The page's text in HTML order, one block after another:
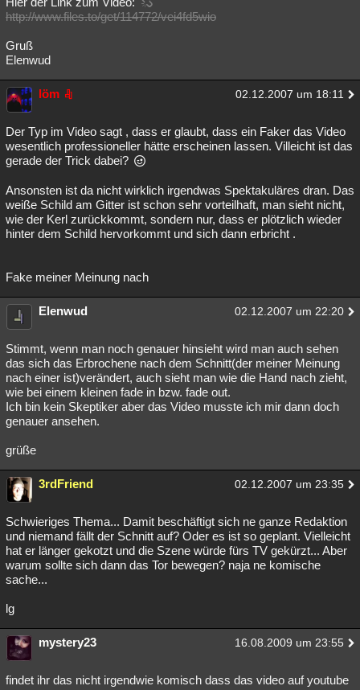
http://www.files.to/get/114772/vei4fd5wio
Gruß
Elenwud
löm 02.12.2007 um 18:11
Der Typ im Video sagt , dass er glaubt, dass ein Faker das Video
wesentlich professioneller hätte erscheinen lassen. Villeicht ist das
gerade der Trick dabei?
Ansonsten ist da nicht wirklich irgendwas Spektakuläres dran. Das
weiße Schild am Gitter ist schon sehr vorteilhaft, man sieht nicht,
wie der Kerl zurückkommt, sondern nur, dass er plötzlich wieder
hinter dem Schild hervorkommt und sich dann erbricht .
Fake meiner Meinung nach
Elenwud 02.12.2007 um 22:20
Stimmt, wenn man noch genauer hinsieht wird man auch sehen
das sich das Erbrochene nach dem Schnitt(der meiner Meinung
nach einer ist)verändert, auch sieht man wie die Hand nach zieht,
wie bei einem kleinen fade in bzw. fade out.
Ich bin kein Skeptiker aber das Video musste ich mir dann doch
genauer ansehen.
grüße
3rdFriend 02.12.2007 um 23:35
Schwieriges Thema... Damit beschäftigt sich ne ganze Redaktion
und niemand fällt der Schnitt auf? Oder es ist so geplant. Vielleicht
hat er länger gekotzt und die Szene würde fürs TV gekürzt... Aber
warum sollte sich dann das Tor bewegen? naja ne komische
sache...
lg
mystery23 16.08.2009 um 23:55
findet ihr das nicht irgendwie komisch dass das video auf youtube